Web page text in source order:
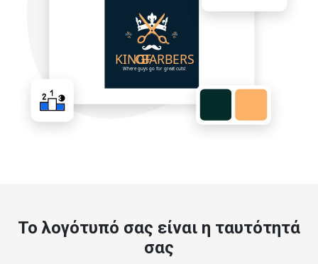
Το λογότυπό σας είναι η ταυτότητά
σας